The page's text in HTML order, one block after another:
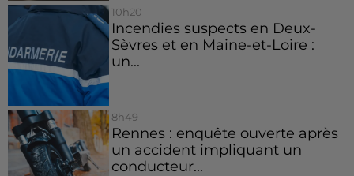
10h20
Incendies suspects en Deux-
Sèvres et en Maine-et-Loire :
un...
8h49
Rennes : enquête ouverte après
un accident impliquant un
conducteur...